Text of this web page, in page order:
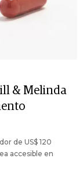
& Melinda
de US$ 120
accesible en